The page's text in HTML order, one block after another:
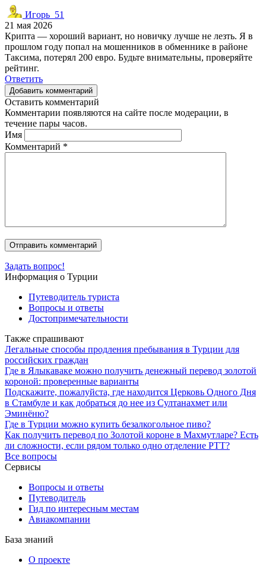
Игорь_51
21 мая 2026
Крипта — хороший вариант, но новичку лучше не лезть. Я в
прошлом году попал на мошенников в обменнике в районе
Таксима, потерял 200 евро. Будьте внимательны, проверяйте
рейтинг.
Ответить
Добавить комментарий
Оставить комментарий
Комментарии появляются на сайте после модерации, в
течение пары часов.
Имя
Комментарий *
Задать вопрос!
Информация о Турции
Путеводитель туриста
Вопросы и ответы
Достопримечательности
Также спрашивают
Легальные способы продления пребывания в Турции для
российских граждан
Где в Ялыкаваке можно получить денежный перевод золотой
короной: проверенные варианты
Подскажите, пожалуйста, где находится Церковь Одного Дня
в Стамбуле и как добраться до нее из Султанахмет или
Эминёню?
Где в Турции можно купить безалкогольное пиво?
Как получить перевод по Золотой короне в Махмутларе? Есть
ли сложности, если рядом только одно отделение PTT?
Все вопросы
Сервисы
Вопросы и ответы
Путеводитель
Гид по интересным местам
Авиакомпании
База знаний
О проекте